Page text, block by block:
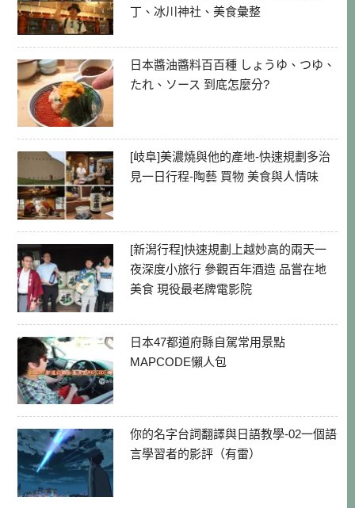
丁、冰川神社、美食彙整
日本醬油醬料百百種 しょうゆ、つゆ、
たれ、ソース 到底怎麼分?
[岐阜]美濃燒與他的產地-快速規劃多治
見一日行程-陶藝 買物 美食與人情味
[新潟行程]快速規劃上越妙高的兩天一
夜深度小旅行 參觀百年酒造 品嘗在地
美食 現役最老牌電影院
日本47都道府縣自駕常用景點
MAPCODE懶人包
你的名字台詞翻譯與日語教學-02一個語
言學習者的影評（有雷）